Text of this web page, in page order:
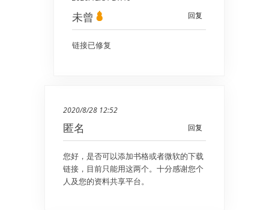
回复
未曾
链接已修复
2020/8/28 12:52
回复
匿名
您好，是否可以添加书格或者微软的下载
链接，目前只能用这两个。十分感谢您个
人及您的资料共享平台。